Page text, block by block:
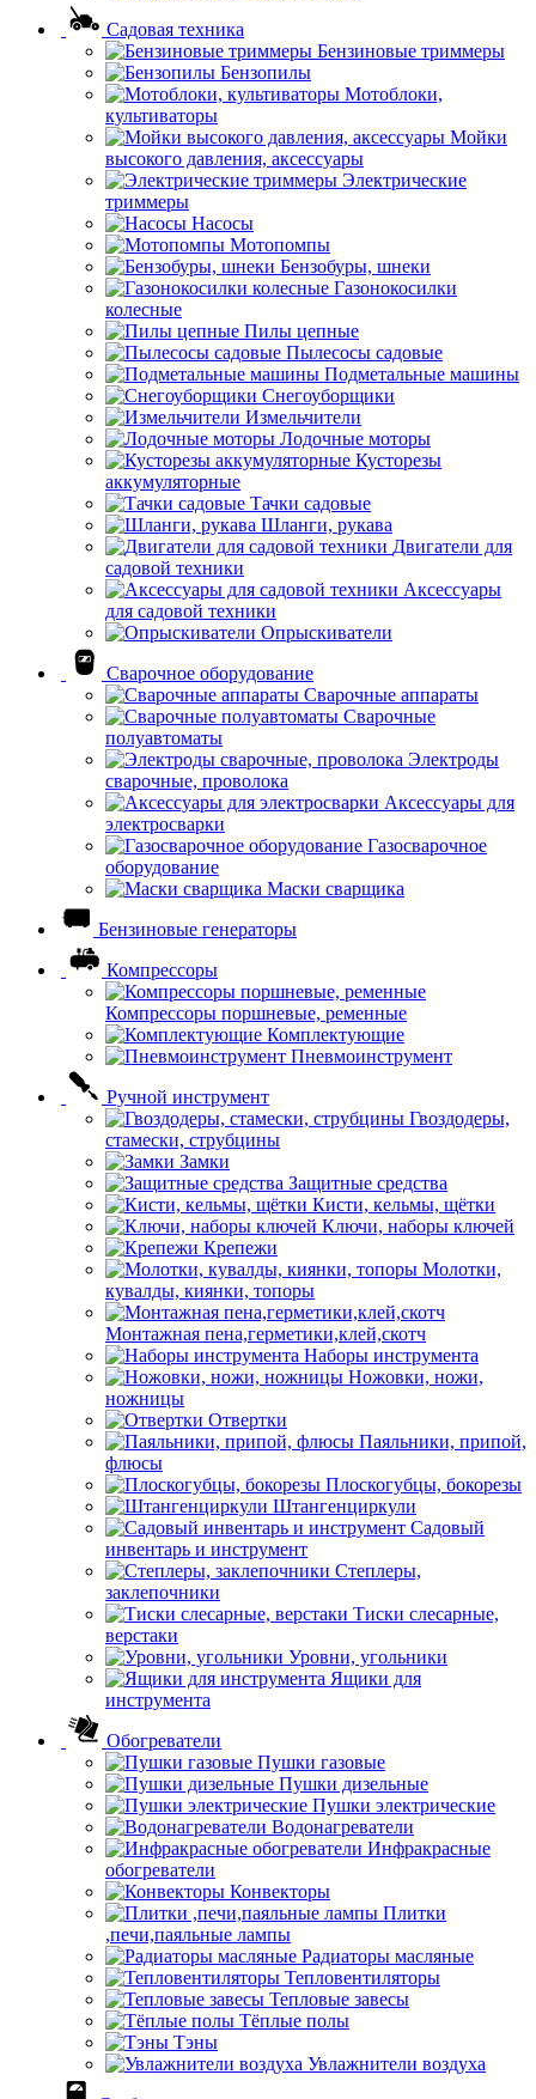
Садовая техника
Бензиновые триммеры
Бензопилы
Мотоблоки,
культиваторы
Мойки
высокого давления, аксессуары
Электрические
триммеры
Насосы
Мотопомпы
Бензобуры, шнеки
Газонокосилки
колесные
Пилы цепные
Пылесосы садовые
Подметальные машины
Снегоуборщики
Измельчители
Лодочные моторы
Кусторезы
аккумуляторные
Тачки садовые
Шланги, рукава
Двигатели для
садовой техники
Аксессуары
для садовой техники
Опрыскиватели
Сварочное оборудование
Сварочные аппараты
Сварочные
полуавтоматы
Электроды
сварочные, проволока
Аксессуары для
электросварки
Газосварочное
оборудование
Маски сварщика
Бензиновые генераторы
Компрессоры
Компрессоры поршневые, ременные
Комплектующие
Пневмоинструмент
Ручной инструмент
Гвоздодеры,
стамески, струбцины
Замки
Защитные средства
Кисти, кельмы, щётки
Ключи, наборы ключей
Крепежи
Молотки,
кувалды, киянки, топоры
Монтажная пена,герметики,клей,скотч
Наборы инструмента
Ножовки, ножи,
ножницы
Отвертки
Паяльники, припой,
флюсы
Плоскогубцы, бокорезы
Штангенциркули
Садовый
инвентарь и инструмент
Степлеры,
заклепочники
Тиски слесарные,
верстаки
Уровни, угольники
Ящики для
инструмента
Обогреватели
Пушки газовые
Пушки дизельные
Пушки электрические
Водонагреватели
Инфракрасные
обогреватели
Конвекторы
Плитки
,печи,паяльные лампы
Радиаторы масляные
Тепловентиляторы
Тепловые завесы
Тёплые полы
Тэны
Увлажнители воздуха